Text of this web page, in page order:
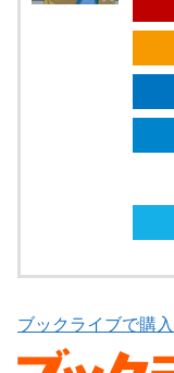
ブックライブで購入